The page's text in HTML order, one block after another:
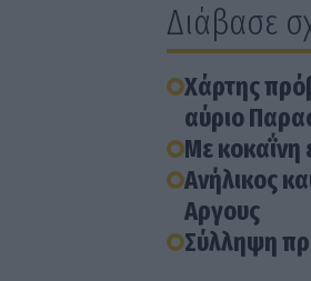
Διάβασε
Χάρτης
αύριο
Με κοκαΐνη
Ανήλικος
Αργους
Σύλληψη